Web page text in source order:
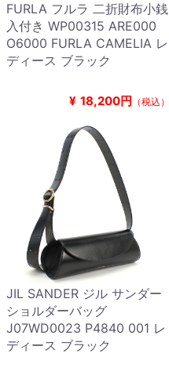
FURLA フルラ 二折財布小銭
入付き WP00315 ARE000
O6000 FURLA CAMELIA レ
ディース ブラック
¥ 18,200円 （税込）
JIL SANDER ジル サンダー
ショルダーバッグ
J07WD0023 P4840 001 レ
ディース ブラック